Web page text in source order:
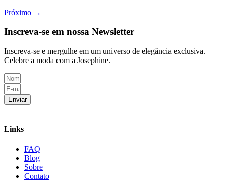
Próximo →
Inscreva-se em nossa Newsletter
Inscreva-se e mergulhe em um universo de elegância exclusiva.
Celebre a moda com a Josephine.
Enviar
Links
FAQ
Blog
Sobre
Contato